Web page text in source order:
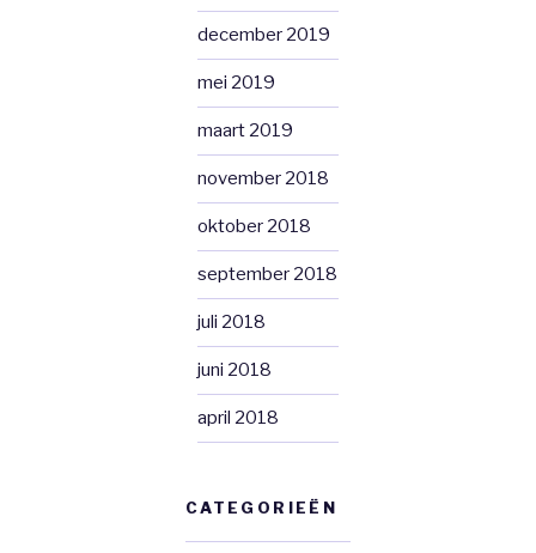
december 2019
mei 2019
maart 2019
november 2018
oktober 2018
september 2018
juli 2018
juni 2018
april 2018
CATEGORIEËN